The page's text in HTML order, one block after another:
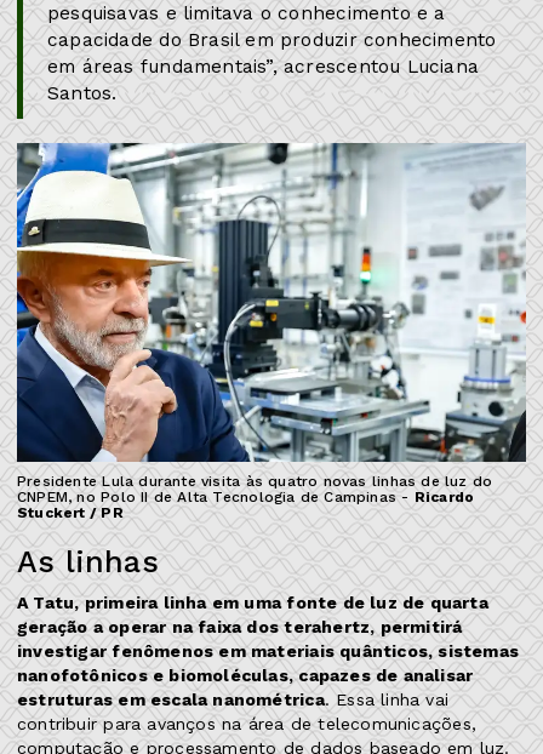
pesquisavas e limitava o conhecimento e a
capacidade do Brasil em produzir conhecimento
em áreas fundamentais”, acrescentou Luciana
Santos.
Presidente Lula durante visita às quatro novas linhas de luz do
CNPEM, no Polo II de Alta Tecnologia de Campinas - Ricardo
Stuckert / PR
As linhas
A Tatu, primeira linha em uma fonte de luz de quarta
geração a operar na faixa dos terahertz, permitirá
investigar fenômenos em materiais quânticos, sistemas
nanofotônicos e biomoléculas, capazes de analisar
estruturas em escala nanométrica. Essa linha vai
contribuir para avanços na área de telecomunicações,
computação e processamento de dados baseado em luz.